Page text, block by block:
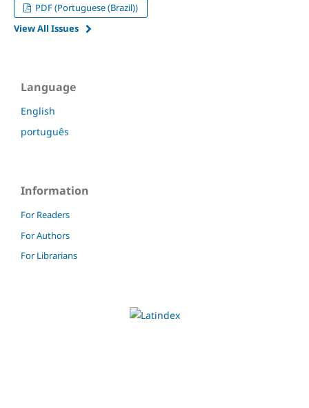
PDF (Portuguese (Brazil))
View All Issues
Language
English
português
Information
For Readers
For Authors
For Librarians